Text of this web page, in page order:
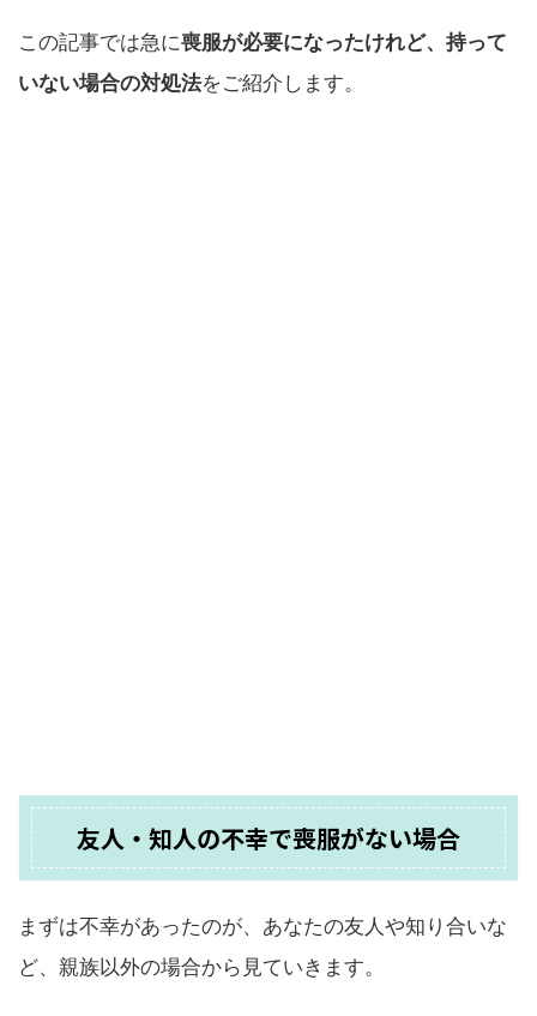
この記事では急に喪服が必要になったけれど、持って
いない場合の対処法をご紹介します。
友人・知人の不幸で喪服がない場合
まずは不幸があったのが、あなたの友人や知り合いな
ど、親族以外の場合から見ていきます。